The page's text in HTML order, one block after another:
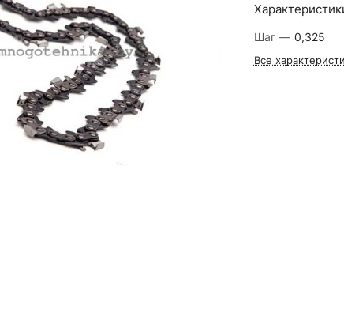
Шаг — 0,325
Все